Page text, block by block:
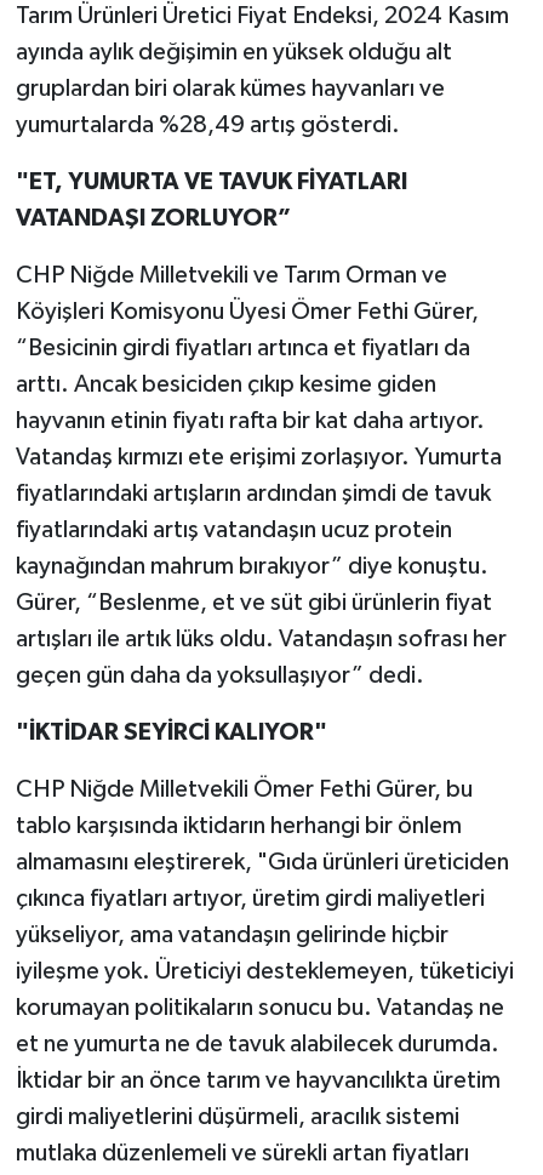
Tarım Ürünleri Üretici Fiyat Endeksi, 2024 Kasım
ayında aylık değişimin en yüksek olduğu alt
gruplardan biri olarak kümes hayvanları ve
yumurtalarda %28,49 artış gösterdi.
"ET, YUMURTA VE TAVUK FİYATLARI
VATANDAŞI ZORLUYOR”
CHP Niğde Milletvekili ve Tarım Orman ve
Köyişleri Komisyonu Üyesi Ömer Fethi Gürer,
“Besicinin girdi fiyatları artınca et fiyatları da
arttı. Ancak besiciden çıkıp kesime giden
hayvanın etinin fiyatı rafta bir kat daha artıyor.
Vatandaş kırmızı ete erişimi zorlaşıyor. Yumurta
fiyatlarındaki artışların ardından şimdi de tavuk
fiyatlarındaki artış vatandaşın ucuz protein
kaynağından mahrum bırakıyor” diye konuştu.
Gürer, “Beslenme, et ve süt gibi ürünlerin fiyat
artışları ile artık lüks oldu. Vatandaşın sofrası her
geçen gün daha da yoksullaşıyor” dedi.
"İKTİDAR SEYİRCİ KALIYOR"
CHP Niğde Milletvekili Ömer Fethi Gürer, bu
tablo karşısında iktidarın herhangi bir önlem
almamasını eleştirerek, "Gıda ürünleri üreticiden
çıkınca fiyatları artıyor, üretim girdi maliyetleri
yükseliyor, ama vatandaşın gelirinde hiçbir
iyileşme yok. Üreticiyi desteklemeyen, tüketiciyi
korumayan politikaların sonucu bu. Vatandaş ne
et ne yumurta ne de tavuk alabilecek durumda.
İktidar bir an önce tarım ve hayvancılıkta üretim
girdi maliyetlerini düşürmeli, aracılık sistemi
mutlaka düzenlemeli ve sürekli artan fiyatları